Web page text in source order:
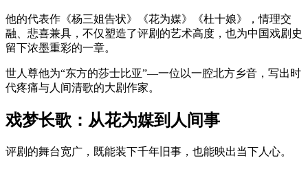
他的代表作《杨三姐告状》《花为媒》《杜十娘》，情理交
融、悲喜兼具，不仅塑造了评剧的艺术高度，也为中国戏剧史
留下浓墨重彩的一章。
世人尊他为“东方的莎士比亚”—一位以一腔北方乡音，写出时
代疼痛与人间清歌的大剧作家。
戏梦长歌：从花为媒到人间事
评剧的舞台宽广，既能装下千年旧事，也能映出当下人心。